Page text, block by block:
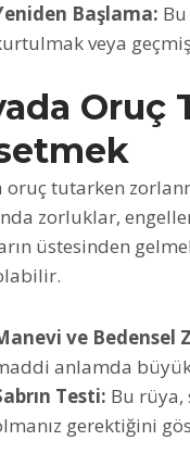
Başlama:
veya
Oruç
oruç tutarken
zorluklar,
üstesinden
ve Bedensel
anlamda
Testi: Bu rüya,
gerektiğini